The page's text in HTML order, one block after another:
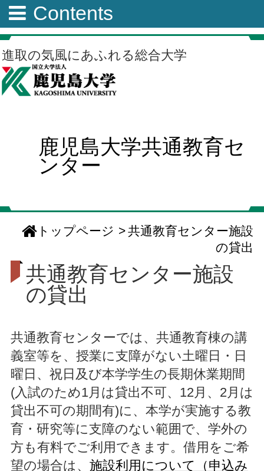
進取の気風にあふれる総合大学
鹿児島大学共通教育セ
ンター
トップページ >共通教育センター施設
の貸出
共通教育センター施設
の貸出
共通教育センターでは、共通教育棟の講
義室等を、授業に支障がない土曜日・日
曜日、祝日及び本学学生の長期休業期間
(入試のため1月は貸出不可、12月、2月は
貸出不可の期間有)に、本学が実施する教
育・研究等に支障のない範囲で、学外の
方も有料でご利用できます。借用をご希
望の場合は、 施設利用について（申込み
Contents